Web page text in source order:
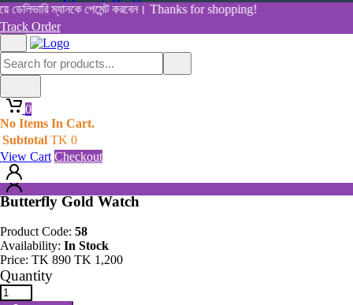
ম্যানকে পেমেন্ট করবেন। Thanks for shopping!
Track Order
0
No Items In Cart.
Subtotal TK 0
View Cart Checkout
Women's Health
View All Categories
Shop By Category
Home
0
No Items In Cart.
Subtotal TK0
View Cart
Butterfly Gold Watch
Butterfly Gold Watch
Product Code: 58
Availability: In Stock
Price: TK 890 TK 1,200
Quantity